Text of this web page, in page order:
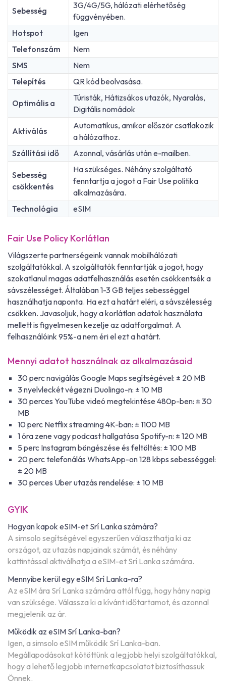
Sebesség
3G/4G/5G, hálózati elérhetőség
függvényében.
Hotspot
Igen
Telefonszám
Nem
SMS
Nem
Telepítés
QR kód beolvasása.
Optimális a
Túristák, Hátizsákos utazók, Nyaralás,
Digitális nomádok
Aktiválás
Automatikus, amikor először csatlakozik
a hálózathoz.
Szállítási idő
Azonnal, vásárlás után e-mailben.
Sebesség
csökkentés
Ha szükséges. Néhány szolgáltató
fenntartja a jogot a Fair Use politika
alkalmazására.
Technológia
eSIM
Fair Use Policy Korlátlan
Világszerte partnerségeink vannak mobilhálózati
szolgáltatókkal. A szolgáltatók fenntartják a jogot, hogy
szokatlanul magas adatfelhasználás esetén csökkentsék a
sávszélességet. Általában 1-3 GB teljes sebességgel
használhatja naponta. Ha ezt a határt eléri, a sávszélesség
csökken. Javasoljuk, hogy a korlátlan adatok használata
mellett is figyelmesen kezelje az adatforgalmat. A
felhasználóink 95%-a nem éri el ezt a határt.
Mennyi adatot használnak az alkalmazásaid
30 perc navigálás Google Maps segítségével: ± 20 MB
3 nyelvleckét végezni Duolingo-n: ± 10 MB
30 perces YouTube videó megtekintése 480p-ben: ± 30
MB
10 perc Netflix streaming 4K-ban: ± 1100 MB
1 óra zene vagy podcast hallgatása Spotify-n: ± 120 MB
5 perc Instagram böngészése és feltöltés: ± 100 MB
20 perc telefonálás WhatsApp-on 128 kbps sebességgel:
± 20 MB
30 perces Uber utazás rendelése: ± 10 MB
GYIK
Hogyan kapok eSIM-et Srí Lanka számára?
A simsolo segítségével egyszerűen választhatja ki az
országot, az utazás napjainak számát, és néhány
kattintással aktiválhatja a eSIM-et Srí Lanka számára.
Mennyibe kerül egy eSIM Srí Lanka-ra?
Az eSIM ára Srí Lanka számára attól függ, hogy hány napig
van szüksége. Válassza ki a kívánt időtartamot, és azonnal
megjelenik az ár.
Működik az eSIM Srí Lanka-ban?
Igen, a simsolo eSIM működik Srí Lanka-ban.
Megállapodásokat kötöttünk a legjobb helyi szolgáltatókkal,
hogy a lehető legjobb internetkapcsolatot biztosíthassuk
Önnek.